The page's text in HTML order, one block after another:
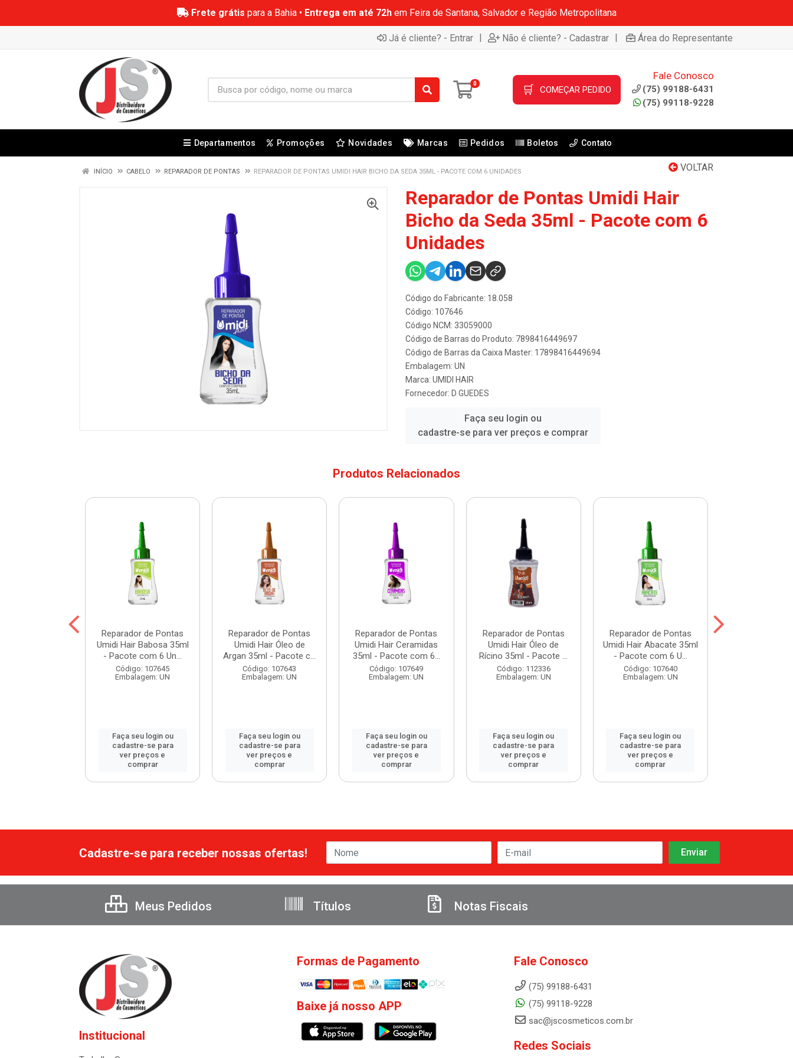
Frete grátis para a Bahia • Entrega em até 72hem Feira de Santana, Salvador e Região Metropolitana
Já é cliente? - Entrar | Não é cliente? - Cadastrar | Área do Representante
0 🛒 COMEÇAR PEDIDO
Fale Conosco
(75) 99188-6431
(75) 99118-9228
Departamentos Promoções Novidades Marcas Pedidos Boletos Contato
VOLTAR
INÍCIO CABELO REPARADOR DE PONTAS REPARADOR DE PONTAS UMIDI HAIR BICHO DA SEDA 35ML - PACOTE COM 6 UNIDADES
Reparador de Pontas Umidi Hair
Bicho da Seda 35ml - Pacote com 6
Unidades
Código do Fabricante: 18.058
Código: 107646
Código NCM: 33059000
Código de Barras do Produto: 7898416449697
Código de Barras da Caixa Master: 17898416449694
Embalagem: UN
Marca: UMIDI HAIR
Fornecedor: D GUEDES
Faça seu login ou
cadastre-se para ver preços e comprar
Produtos Relacionados
Reparador de Pontas
Umidi Hair Babosa 35ml
- Pacote com 6 Un...
Código: 107645
Embalagem: UN
Faça seu login ou
cadastre-se para
ver preços e
comprar
Reparador de Pontas
Umidi Hair Óleo de
Argan 35ml - Pacote c...
Código: 107643
Embalagem: UN
Faça seu login ou
cadastre-se para
ver preços e
comprar
Reparador de Pontas
Umidi Hair Ceramidas
35ml - Pacote com 6...
Código: 107649
Embalagem: UN
Faça seu login ou
cadastre-se para
ver preços e
comprar
Reparador de Pontas
Umidi Hair Óleo de
Rícino 35ml - Pacote ...
Código: 112336
Embalagem: UN
Faça seu login ou
cadastre-se para
ver preços e
comprar
Reparador de Pontas
Umidi Hair Abacate 35ml
- Pacote com 6 U...
Código: 107640
Embalagem: UN
Faça seu login ou
cadastre-se para
ver preços e
comprar
Cadastre-se para receber nossas ofertas!
Meus Pedidos Títulos Notas Fiscais
Institucional
Formas de Pagamento
Baixe já nosso APP
Fale Conosco
(75) 99188-6431
(75) 99118-9228
sac@jscosmeticos.com.br
Redes Sociais